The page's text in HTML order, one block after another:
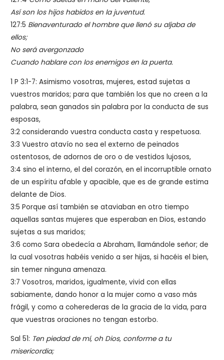
Así son los hijos habidos en la juventud.
127:5 Bienaventurado el hombre que llenó su aljaba de
ellos;
No será avergonzado
Cuando hablare con los enemigos en la puerta.
1 P 3:1-7: Asimismo vosotras, mujeres, estad sujetas a
vuestros maridos; para que también los que no creen a la
palabra, sean ganados sin palabra por la conducta de sus
esposas,
3:2 considerando vuestra conducta casta y respetuosa.
3:3 Vuestro atavío no sea el externo de peinados
ostentosos, de adornos de oro o de vestidos lujosos,
3:4 sino el interno, el del corazón, en el incorruptible ornato
de un espíritu afable y apacible, que es de grande estima
delante de Dios.
3:5 Porque así también se ataviaban en otro tiempo
aquellas santas mujeres que esperaban en Dios, estando
sujetas a sus maridos;
3:6 como Sara obedecía a Abraham, llamándole señor; de
la cual vosotras habéis venido a ser hijas, si hacéis el bien,
sin temer ninguna amenaza.
3:7 Vosotros, maridos, igualmente, vivid con ellas
sabiamente, dando honor a la mujer como a vaso más
frágil, y como a coherederas de la gracia de la vida, para
que vuestras oraciones no tengan estorbo.
Sal 51: Ten piedad de mí, oh Dios, conforme a tu
misericordia;